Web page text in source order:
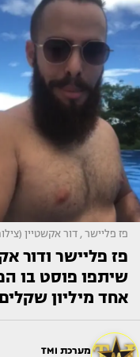
פז פליישר , דור אקשטיין
פז פליישר ודור
שיתפו פוסט בו
אחד מיליון
מערכת TMI